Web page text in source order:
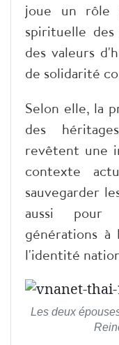
joue un rôle
spirituelle
des valeurs
de solidarité
Selon elle, la
des
revêtent une
contexte
sauvegarder
aussi pour
générations
l'identité
Les deux